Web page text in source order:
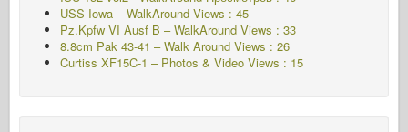
USS Iowa – WalkAround Views : 45
Pz.Kpfw VI Ausf B – WalkAround Views : 33
8.8cm Pak 43-41 – Walk Around Views : 26
Curtiss XF15C-1 – Photos & Video Views : 15